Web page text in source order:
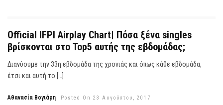
Official IFPI Airplay Chart| Πόσα ξένα singles
βρίσκονται στο Top5 αυτής της εβδομάδας;
Διανύουμε την 33η εβδομάδα της χρονιάς και όπως κάθε εβδομάδα,
έτσι και αυτή το […]
Αθανασία Βογιάρη Posted On 23 Αυγούστου, 2017